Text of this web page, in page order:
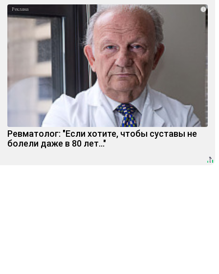
i
Ревматолог: "Если хотите, чтобы суставы не
болели даже в 80 лет..."